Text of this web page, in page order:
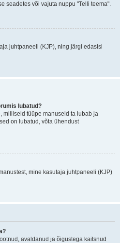
seadetes või vajuta nuppu "Telli teema".
juhtpaneeli (KJP), ning järgi edasisi
lubatud?
milliseid tüüpe manuseid ta lubab ja
on lubatud, võta ühendust
mine kasutaja juhtpaneeli (KJP)
avaldanud ja õigustega kaitsnud